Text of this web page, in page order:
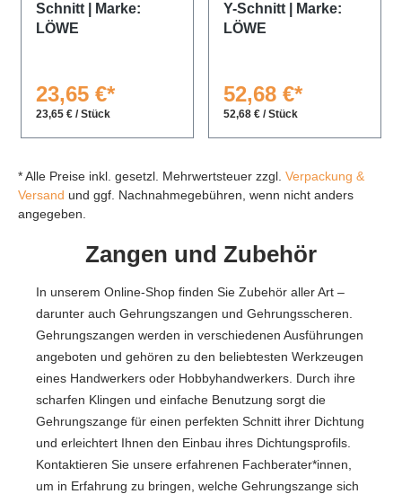
Schnitt | Marke:
LÖWE
23,65 €*
23,65 € / Stück
Y-Schnitt | Marke:
LÖWE
52,68 €*
52,68 € / Stück
* Alle Preise inkl. gesetzl. Mehrwertsteuer zzgl. Verpackung &
Versand und ggf. Nachnahmegebühren, wenn nicht anders
angegeben.
Zangen und Zubehör
In unserem Online-Shop finden Sie Zubehör aller Art –
darunter auch Gehrungszangen und Gehrungsscheren.
Gehrungszangen werden in verschiedenen Ausführungen
angeboten und gehören zu den beliebtesten Werkzeugen
eines Handwerkers oder Hobbyhandwerkers. Durch ihre
scharfen Klingen und einfache Benutzung sorgt die
Gehrungszange für einen perfekten Schnitt ihrer Dichtung
und erleichtert Ihnen den Einbau ihres Dichtungsprofils.
Kontaktieren Sie unsere erfahrenen Fachberater*innen,
um in Erfahrung zu bringen, welche Gehrungszange sich